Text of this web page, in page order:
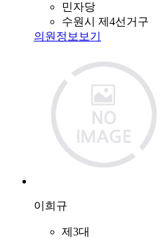
민자당
수원시 제4선거구
의원정보보기
이희규
제3대